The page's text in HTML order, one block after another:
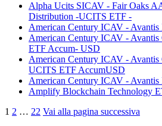
Alpha Ucits SICAV - Fair Oaks
Distribution -UCITS ETF -
American Century ICAV -
American Century ICAV -
ETF Accum- USD
American Century ICAV - Avantis
UCITS ETF AccumUSD
American Century ICAV -
Amplify Blockchain Technology
1 2 … 22 Vai alla pagina successiva